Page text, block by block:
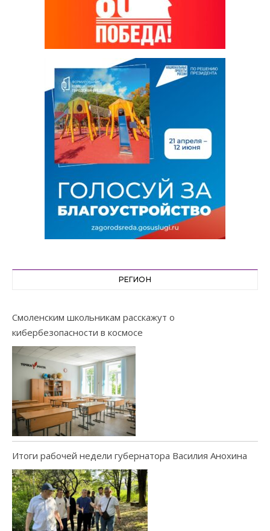
РЕГИОН
Смоленским школьникам расскажут о
кибербезопасности в космосе
Итоги рабочей недели губернатора Василия Анохина